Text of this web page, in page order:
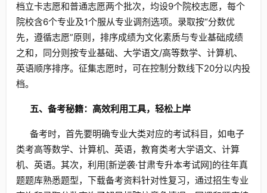
档立卡志愿和普通志愿两个批次，均设9个院校志愿，每个
院校含6个专业及1个服从专业调剂选项。录取按“分数优
先，遵循志愿”原则，排序成绩为文化素质与专业基础成绩
之和，同分则按专业基础、大学语文/高等数学、计算机、
英语顺序排序。征集志愿时，可在控制分数线下20分以内投
档。
五、备考秘籍：高效利用工具，轻松上岸
备考时，首先要明确专业大类对应的考试科目，如电子
类考高等数学、计算机、英语，教育类考大学语文、计算
机、英语。其次，利用[新逆袭·甘肃专升本考试网]的往年真
题题库熟悉题型，下载备考资料针对性复习，通过招生专业